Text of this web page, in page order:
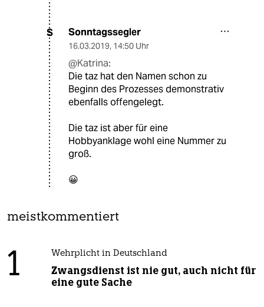
S Sonntagssegler
16.03.2019, 14:50 Uhr
@Katrina:
Die taz hat den Namen schon zu
Beginn des Prozesses demonstrativ
ebenfalls offengelegt.
Die taz ist aber für eine
Hobbyanklage wohl eine Nummer zu
groß.
😀
meistkommentiert
1 Wehrplicht in Deutschland
Zwangsdienst ist nie gut, auch nicht für
eine gute Sache